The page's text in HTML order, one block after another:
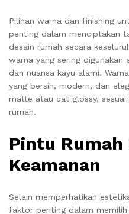
Pilihan warna dan finishing
penting dalam menciptakan
desain rumah secara
warna yang sering
dan nuansa kayu alami.
yang bersih, modern, dan
matte atau cat glossy,
rumah.
Pintu
Keamanan
Selain memperhatikan
faktor penting dalam